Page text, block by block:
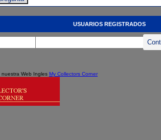
USUARIOS REGISTRADOS
Web Ingles My Collectors Corner